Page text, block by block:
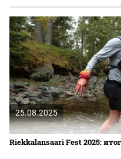
25.08.2025
Riekkalansaari Fest 2025: